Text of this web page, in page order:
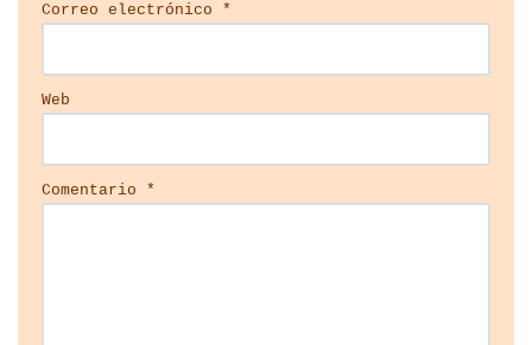
Correo electrónico *
Web
Comentario *